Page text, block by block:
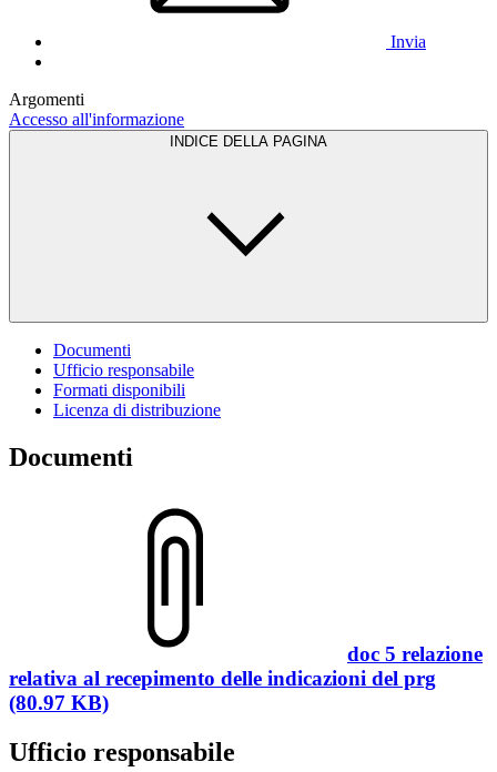
Invia
Argomenti
Accesso all'informazione
INDICE DELLA PAGINA
Documenti
Ufficio responsabile
Formati disponibili
Licenza di distribuzione
Documenti
doc 5 relazione
relativa al recepimento delle indicazioni del prg
(80.97 KB)
Ufficio responsabile